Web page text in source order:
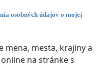
osobných údajov o mojej
mena, mesta, krajiny a
na stránke s